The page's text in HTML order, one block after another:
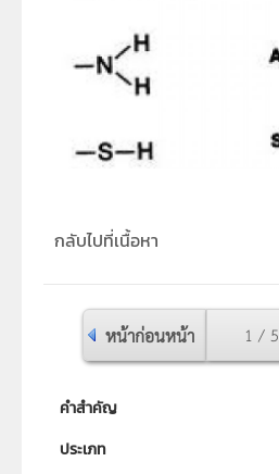
กลับไปที่เนื้อหา
หน้าก่อนหน้า 1 / 5
คำสำคัญ
ประเภท